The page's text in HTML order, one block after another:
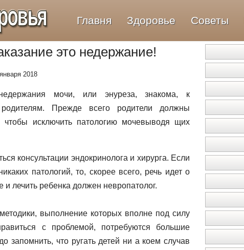
Главня Здоровье Советы
это недержание!
2018
мочи, или энуреза, знакома, к
Прежде всего родители должны
чтобы исключить патологию мочевыводя щих
консультации эндокринолога и хирурга. Если
патологий, то, скорее всего, речь идет о
и лечить ребенка должен невропатолог.
выполнение которых вполне под силу
с проблемой, потребуются большие
запомнить, что ругать детей ни а коем случав